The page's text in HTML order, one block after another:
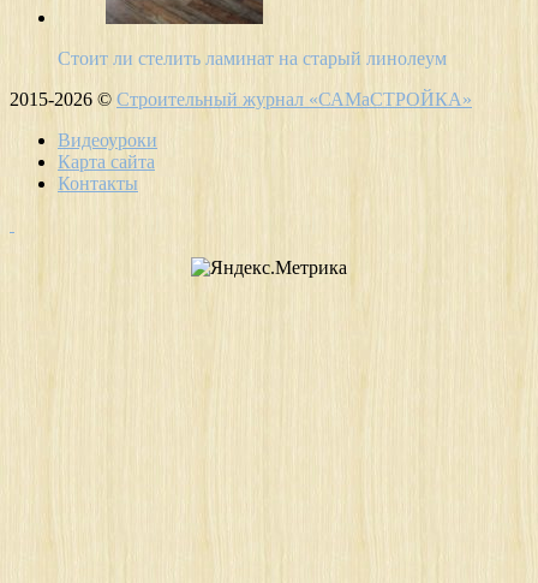
Стоит ли стелить ламинат на старый линолеум
2015-2026 © Строительный журнал «САМаСТРОЙКА»
Видеоуроки
Карта сайта
Контакты